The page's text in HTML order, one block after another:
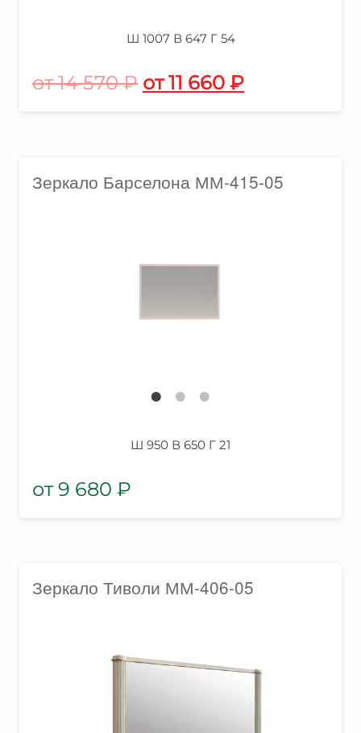
Ш 1007 В 647 Г 54
14 570₽ 11 660 ₽
Зеркало Барселона ММ-415-05
Ш 950 В 650 Г 21
9 680 ₽
Зеркало Тиволи ММ-406-05